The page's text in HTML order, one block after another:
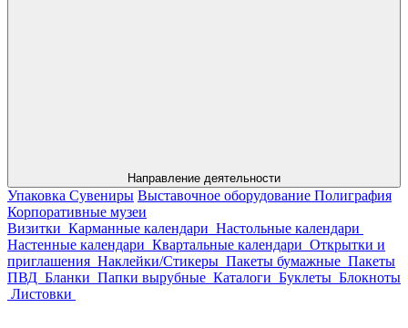
Направление деятельности
Упаковка Сувениры Выставочное оборудование Полиграфия
Корпоративные музеи
Визитки Карманные календари Настольные календари
Настенные календари Квартальные календари Открытки и
приглашения Наклейки/Стикеры Пакеты бумажные Пакеты
ПВД Бланки Папки вырубные Каталоги Буклеты Блокноты
Листовки